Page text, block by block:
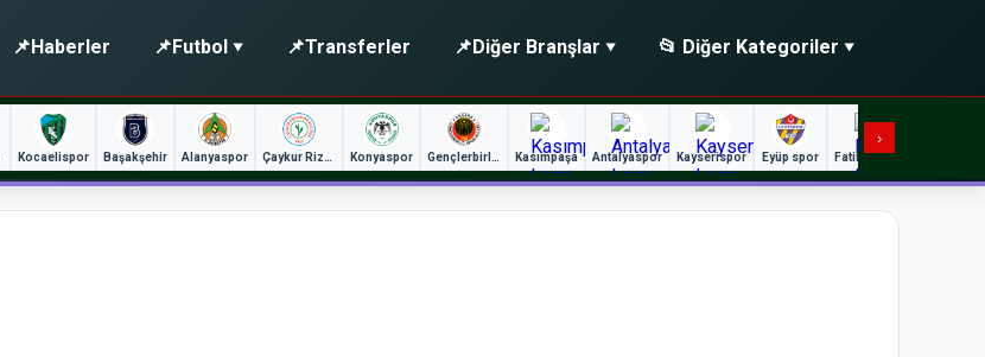
📌Haberler 📌Futbol 📌Transferler 📌Diğer Branşlar 📂 Diğer Kategoriler
Kocaelispor Başakşehir Alanyaspor Çaykur Rizespor Konyaspor Gençlerbirliği Kasımpaşa Antalyaspor Kayserispor Eyüp spor
›